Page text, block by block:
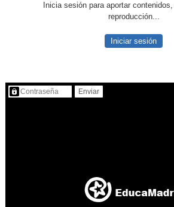
Inicia sesión para aportar
reproducción...
Iniciar sesión
Contenido protegido…